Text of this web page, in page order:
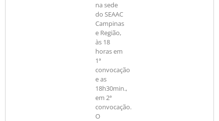
na sede
do SEAAC
Campinas
e Região,
às 18
horas em
1ª
convocação
e as
18h30min.,
em 2ª
convocação.
O